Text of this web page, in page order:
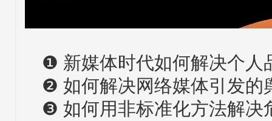
❶ 新媒体时代如何解决个人
❷ 如何解决网络媒体引发的
❸ 如何用非标准化方法解决